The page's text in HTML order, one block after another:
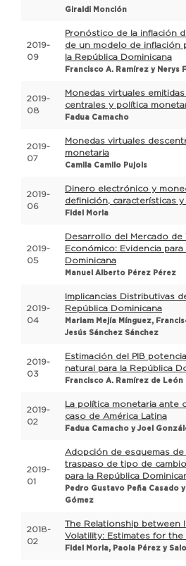
Giraldi Monción
2019-
09
Pronóstico de la inflación
de un modelo de inflación
la República Dominicana
Francisco A. Ramírez y Nerys
2019-
08
Monedas virtuales
centrales y política
Fadua Camacho
2019-
07
Monedas virtuales
monetaria
Camila Camilo Pujols
2019-
06
Dinero electrónico y
definición, características
Fidel Morla
2019-
05
Desarrollo del Mercado de
Económico: Evidencia para
Dominicana
Manuel Alberto Pérez Pérez
2019-
04
Implicancias Distributivas
República Dominicana
Mariam Mejía Mínguez,
Jesús Sánchez Sánchez
2019-
03
Estimación del PIB
natural para la República
Francisco A. Ramírez de León
2019-
02
La política monetaria ante
caso de América Latina
Fadua Camacho y Joel
2019-
01
Adopción de esquemas
traspaso de tipo de
para la República
Pedro Gustavo Peña Casado
Gómez
2018-
02
The Relationship between
Volatility: Estimates for the
Fidel Morla, Paola Pérez y